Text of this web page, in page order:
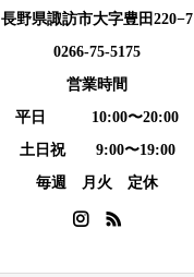
長野県諏訪市大字豊田220−7
0266-75-5175
営業時間
平日 10:00〜20:00
土日祝 9:00〜19:00
毎週 月火 定休